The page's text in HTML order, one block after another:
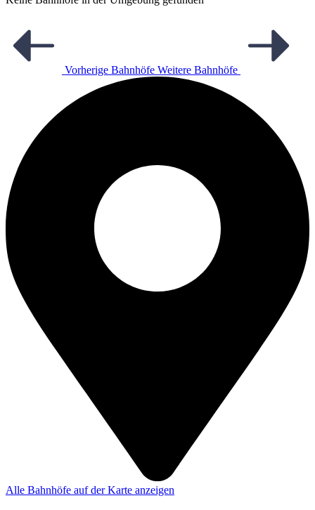
Vorherige Bahnhöfe Weitere Bahnhöfe
Alle Bahnhöfe auf der Karte anzeigen